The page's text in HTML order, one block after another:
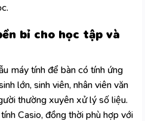
bỉ cho học tập và
máy tính để bàn có tính ứng
lớn, sinh viên, nhân viên văn
thường xuyên xử lý số liệu.
Casio, đồng thời phù hợp với